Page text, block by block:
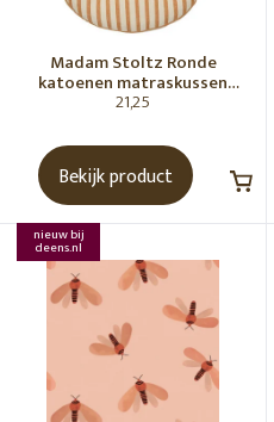
Madam Stoltz Ronde
katoenen matraskussen
Gebroken wit, donkere
21,25
Bekijk product
nieuw bij
deens.nl